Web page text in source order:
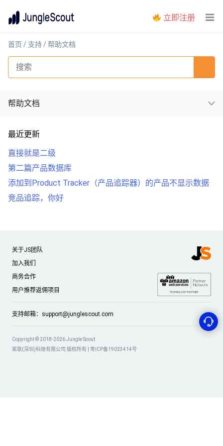
立即注册
首页 / 支持 / 帮助文档
帮助文档
最近更新
直接就是二级
第二篇产品数据库
添加到Product Tracker（产品追踪器）的产品不显示数据
竞品追踪，你好
关于JS团队
加入我们
商务合作
用户推荐返佣项目
支持邮箱： support@junglescout.com
Copyright © 2018-2026 Jungle Scout
桨歌(深圳)科技有限公司 版权所有 | 粤ICP备19023414号